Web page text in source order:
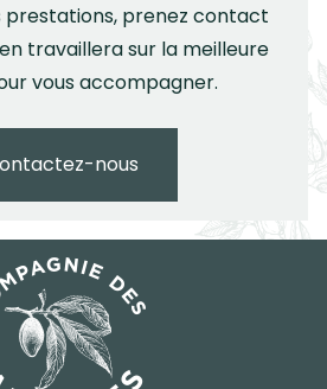
prestations, prenez contact
travaillera sur la meilleure
vous accompagner.
nous